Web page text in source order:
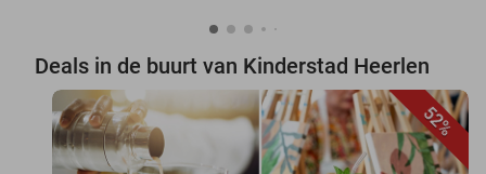
Deals in de buurt van Kinderstad Heerlen
52%